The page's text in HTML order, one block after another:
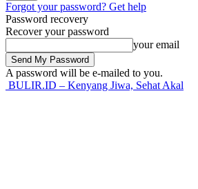
Forgot your password? Get help
Password recovery
Recover your password
your email
A password will be e-mailed to you.
BULIR.ID – Kenyang Jiwa, Sehat Akal